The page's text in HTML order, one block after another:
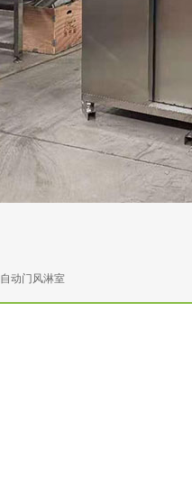
自动门风淋室